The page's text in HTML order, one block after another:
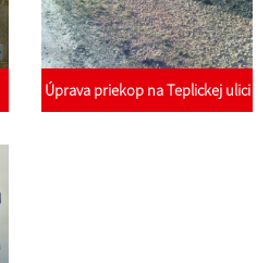
Úprava priekop na Teplickej ulici